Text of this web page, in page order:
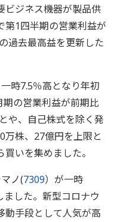
ビジネス機器が製品供
第1四半期の営業利益が
過去最高益を更新した
時7.5％高となり年初
の営業利益が前期比
や、自己株式を除く発
万株、27億円を上限と
いを集めました。
ノ(7309）が一時
した。新型コロナウ
動手段として人気が高